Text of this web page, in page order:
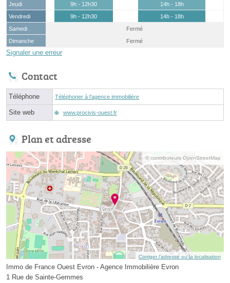
Jeudi
9h - 12h30
14h - 18h
Vendredi
9h - 12h30
14h - 18h
Samedi
Fermé
Dimanche
Fermé
Signaler une erreur
Contact
Téléphone Téléphoner à l'agence immobilière
Site web www.procivis-ouest.fr
Plan et adresse
© contributeurs OpenStreetMap
Corriger l’adresse ou la localisation
Immo de France Ouest Evron - Agence Immobilière Evron
1 Rue de Sainte-Gemmes